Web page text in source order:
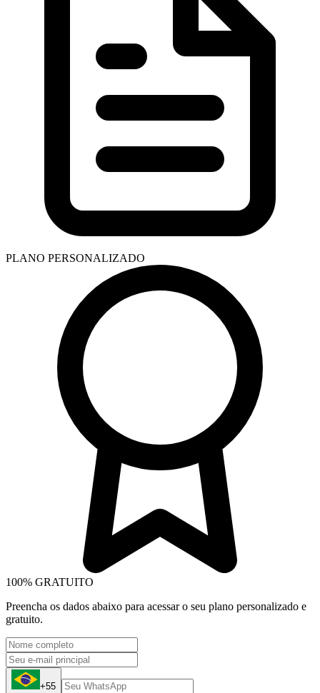
PLANO PERSONALIZADO
100% GRATUITO
Preencha os dados abaixo para acessar o seu plano personalizado e
gratuito.
+55